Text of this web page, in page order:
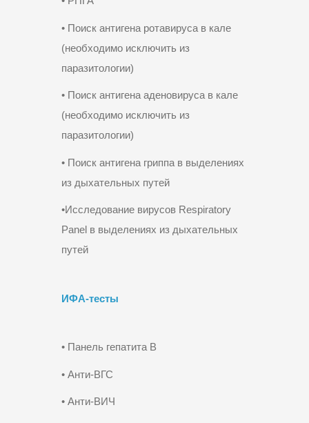
• Поиск антигена ротавируса в кале
(необходимо исключить из
паразитологии)
• Поиск антигена аденовируса в кале
(необходимо исключить из
паразитологии)
• Поиск антигена гриппа в выделениях
из дыхательных путей
•Исследование вирусов Respiratory
Panel в выделениях из дыхательных
путей
ИФА-тесты
• Панель гепатита В
• Анти-ВГС
• Анти-ВИЧ